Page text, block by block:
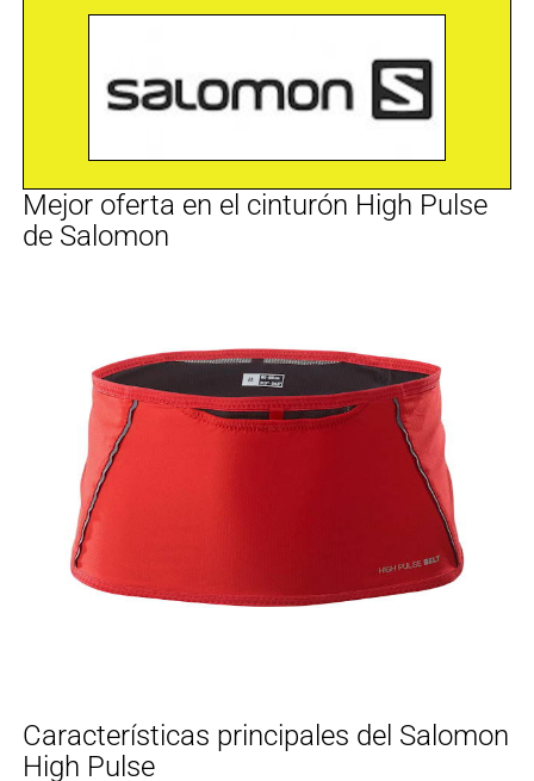
Mejor oferta en el cinturón High Pulse
de Salomon
Características principales del Salomon
High Pulse